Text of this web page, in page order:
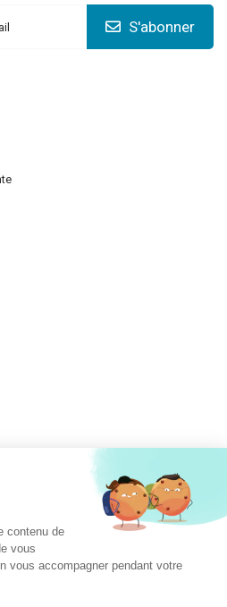
S'abonner
leprodumedical.com
Alphonse Lavallée
Z.I. Toulon Est